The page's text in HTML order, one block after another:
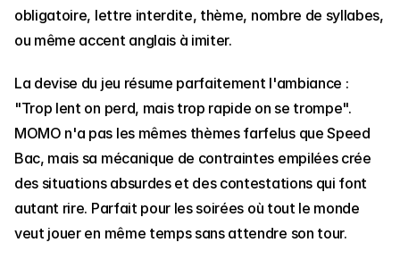
obligatoire, lettre interdite, thème, nombre de syllabes,
ou même accent anglais à imiter.
La devise du jeu résume parfaitement l'ambiance :
"Trop lent on perd, mais trop rapide on se trompe".
MOMO n'a pas les mêmes thèmes farfelus que Speed
Bac, mais sa mécanique de contraintes empilées crée
des situations absurdes et des contestations qui font
autant rire. Parfait pour les soirées où tout le monde
veut jouer en même temps sans attendre son tour.